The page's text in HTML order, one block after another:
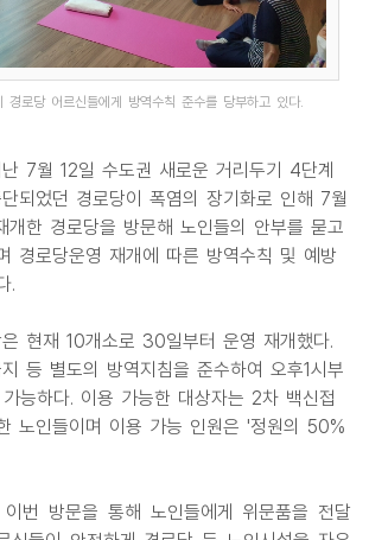
경로당 어르신들에게 방역수칙 준수를 당부하고 있다.
7월 12일 수도권 새로운 거리두기 4단계
되었던 경로당이 폭염의 장기화로 인해 7월
한 경로당을 방문해 노인들의 안부를 묻고
경로당운영 재개에 따른 방역수칙 및 예방
.
현재 10개소로 30일부터 운영 재개했다.
등 별도의 방역지침을 준수하여 오후1시부
능하다. 이용 가능한 대상자는 2차 백신접
노인들이며 이용 가능 인원은 '정원의 50%
번 방문을 통해 노인들에게 위문품을 전달